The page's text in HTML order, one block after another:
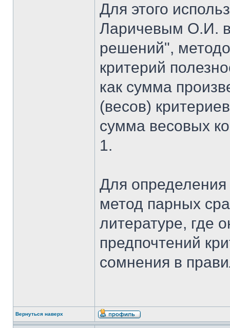
Для этого
Ларичевым О.И. в
решений",
критерий
как сумма
(весов)
сумма весовых
1.
Для определения
метод парных
литературе, где
предпочтений
сомнения в
Вернуться наверх